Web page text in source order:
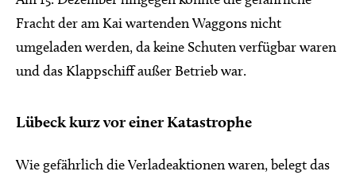
Fracht der am Kai wartenden Waggons nicht
umgeladen werden, da keine Schuten verfügbar waren
und das Klappschiff außer Betrieb war.
Lübeck kurz vor einer Katastrophe
Wie gefährlich die Verladeaktionen waren, belegt das